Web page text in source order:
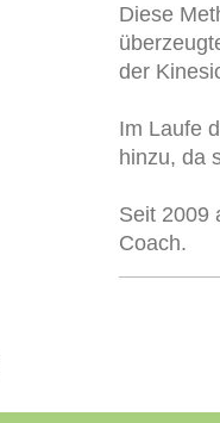
Diese
der
Im Laufe
hinzu, da
Seit 2009
Coach.